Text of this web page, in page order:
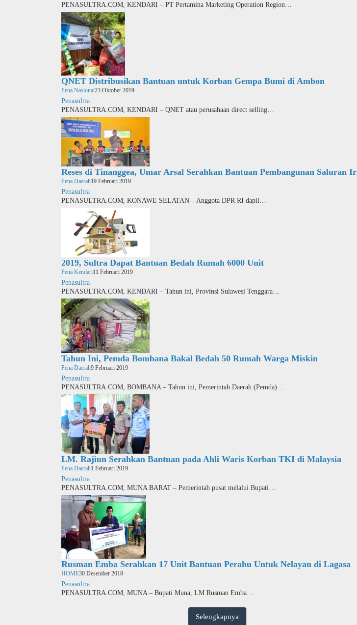
PENASULTRA.COM, KENDARI – PT Pertamina Marketing Operation Region…
QNET Distribusikan Bantuan untuk Korban Gempa Bumi di Ambon
Pena Nasional23 Oktober 2019
Penasultra
PENASULTRA.COM, KENDARI – QNET atau perusahaan direct selling…
Reses di Tinanggea, Umar Arsal Serahkan Bantuan Pembangunan Saluran
Pena Daerah19 Februari 2019
Penasultra
PENASULTRA.COM, KONAWE SELATAN – Anggota DPR RI dapil…
2019, Sultra Dapat Bantuan Bedah Rumah 6000 Unit
Pena Kendari11 Februari 2019
Penasultra
PENASULTRA.COM, KENDARI – Tahun ini, Provinsi Sulawesi Tenggara…
Tahun Ini, Pemda Bombana Bakal Bedah 50 Rumah Warga Miskin
Pena Daerah9 Februari 2019
Penasultra
PENASULTRA.COM, BOMBANA – Tahun ini, Pemerintah Daerah (Pemda)…
LM. Rajiun Serahkan Bantuan pada Ahli Waris Korban TKI di Malaysia
Pena Daerah1 Februari 2019
Penasultra
PENASULTRA.COM, MUNA BARAT – Pemerintah pusat melalui Bupati…
Rusman Emba Serahkan 17 Unit Bantuan Perahu Untuk Nelayan di Lagasa
HOME30 Desember 2018
Penasultra
PENASULTRA.COM, MUNA – Bupati Muna, LM Rusman Emba…
Selengkapnya